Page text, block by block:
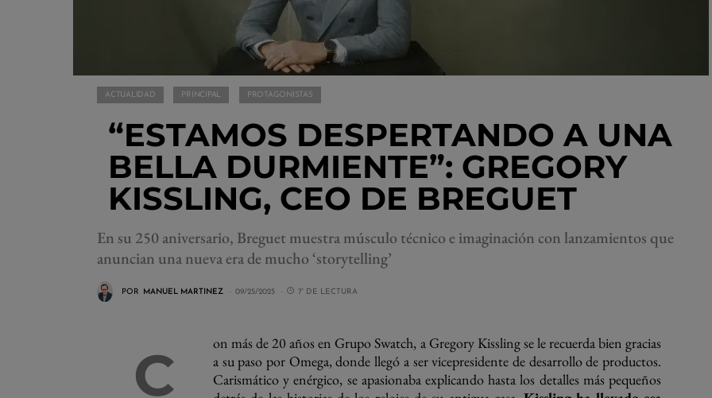
ACTUALIDAD PRINCIPAL PROTAGONISTAS
“ESTAMOS DESPERTANDO A UNA
BELLA DURMIENTE”: GREGORY
KISSLING, CEO DE BREGUET
En su 250 aniversario, Breguet muestra músculo técnico e imaginación con lanzamientos que
anuncian una nueva era de mucho ‘storytelling’
POR MANUEL MARTINEZ 09/25/2025 7' DE LECTURA
C
on más de 20 años en Grupo Swatch, a Gregory Kissling se le recuerda bien gracias
a su paso por Omega, donde llegó a ser vicepresidente de desarrollo de productos.
Carismático y enérgico, se apasionaba explicando hasta los detalles más pequeños